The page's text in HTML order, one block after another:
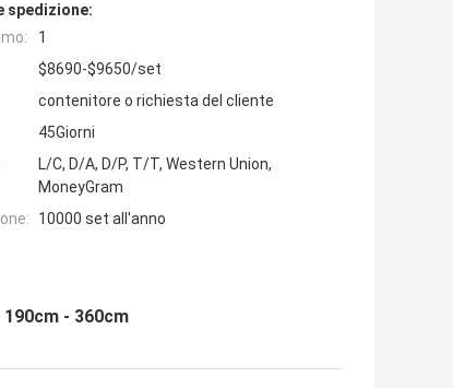
spedizione:
1
$8690-$9650/set
contenitore o richiesta del cliente
45Giorni
L/C, D/A, D/P, T/T, Western Union,
MoneyGram
10000 set all'anno
- 360cm